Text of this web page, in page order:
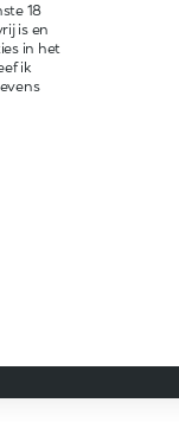
18
is en
in het
ik